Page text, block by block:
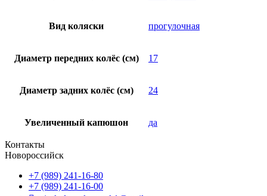
Вид коляски прогулочная
Диаметр передних колёс (см) 17
Диаметр задних колёс (см) 24
Увеличенный капюшон да
Контакты
Новороссийск
+7 (989) 241-16-80
+7 (989) 241-16-00